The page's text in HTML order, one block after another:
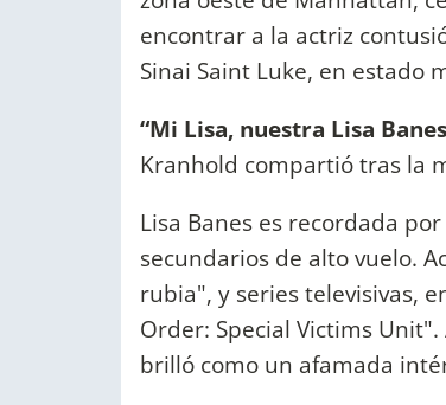
encontrar a la actriz
Sinai Saint Luke, en estado
“Mi Lisa, nuestra Lisa
Kranhold compartió tras la
Lisa Banes es recordada
secundarios de alto vuelo.
rubia", y series televisivas,
Order: Special Victims
brilló como un afamada